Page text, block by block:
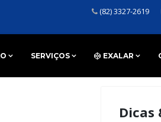
(82) 3327-2619
SERVIÇOS EXALAR
Dicas